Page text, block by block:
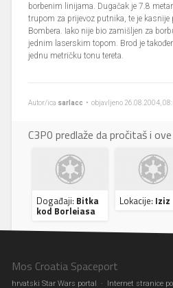
borbenim linijama. Dugačak je 7.8
trupom za prijevoz putnika, te je kasnije
Bombera. Iako nije bio zamišljen za
jednim laserskim topom. Brod je
jednu metričku tonu tereta.
Autor/ica sarlacc • objavljeno 26.08.2004,
C3P0 predlaže da pročitaš i
Događaji: Bitka
kod Borleiasa
Lokacije: Iziz
Mos Croatia Spaceport
hrvatski Star Wars portal · Internet stranice